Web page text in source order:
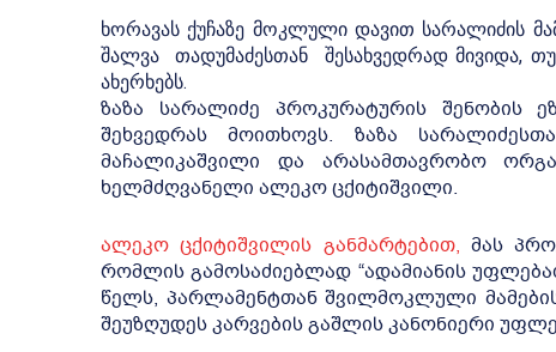
ხორავას ქუჩაზე მოკლული დავით სარალიძის
შალვა თადუმაძესთან შესახვედრად მივიდა,
ახერხებს.
ზაზა სარალიძე პროკურატურის შენობის
შეხვედრას მოითხოვს. ზაზა
მაჩალიკაშვილი და არასამთავრობო
ხელმძღვანელი ალეკო ცქიტიშვილი.
ალეკო ცქიტიშვილის განმარტებით, მას
რომლის გამოსაძიებლად “ადამიანის
წელს, პარლამენტთან შვილმოკლული
შეუზღუდეს კარვების გაშლის კანონიერი